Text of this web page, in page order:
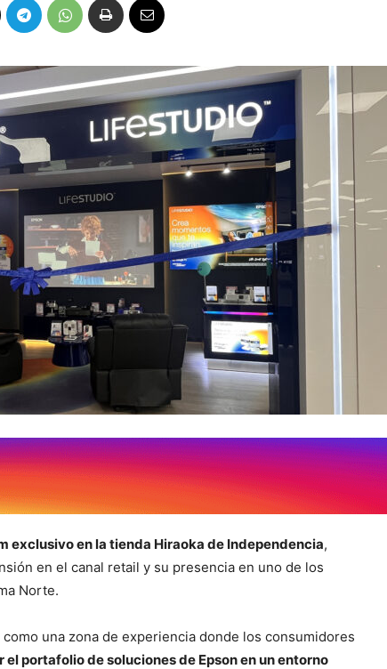
exclusivo en la tienda Hiraoka de Independencia,
en el canal retail y su presencia en uno de los
Norte.
una zona de experiencia donde los consumidores
portafolio de soluciones de Epson en un entorno